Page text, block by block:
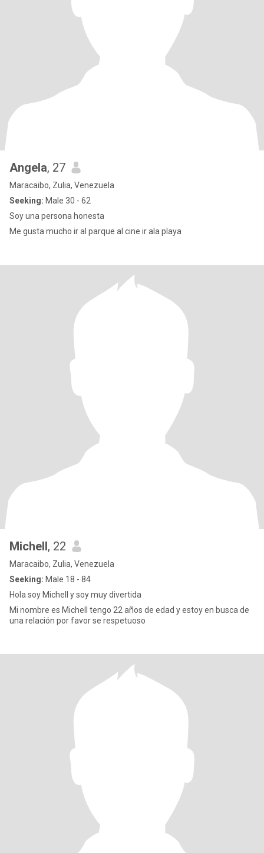
Angela, 27
Maracaibo, Zulia, Venezuela
Seeking: Male 30 - 62
Soy una persona honesta
Me gusta mucho ir al parque al cine ir ala playa
Michell, 22
Maracaibo, Zulia, Venezuela
Seeking: Male 18 - 84
Hola soy Michell y soy muy divertida
Mi nombre es Michell tengo 22 años de edad y estoy en busca de
una relación por favor se respetuoso